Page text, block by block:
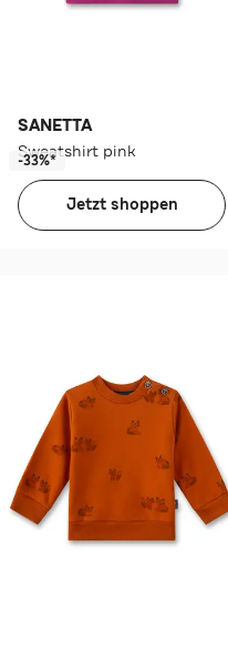
SANETTA
Sweatshirt pink
-33%*
Jetzt shoppen